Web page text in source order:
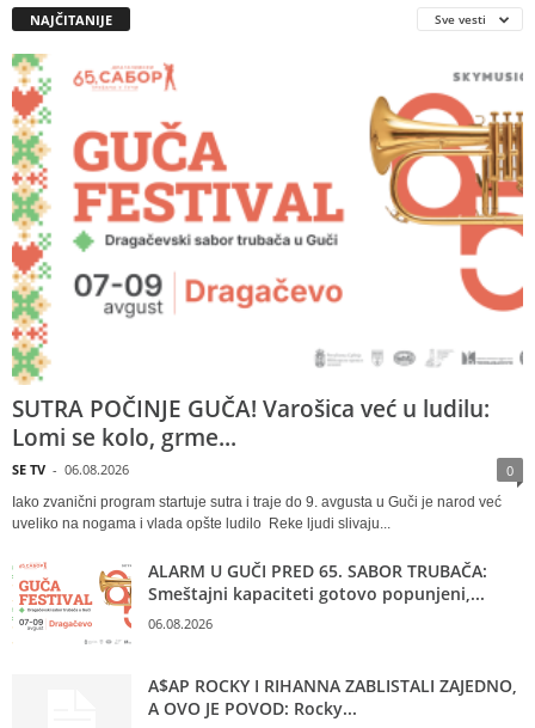
NAJČITANIJE Sve vesti
SUTRA POČINJE GUČA! Varošica već u ludilu:
Lomi se kolo, grme...
SE TV - 06.08.2026 0
Iako zvanični program startuje sutra i traje do 9. avgusta u Guči je narod već
uveliko na nogama i vlada opšte ludilo Reke ljudi slivaju...
ALARM U GUČI PRED 65. SABOR TRUBAČA:
Smeštajni kapaciteti gotovo popunjeni,...
06.08.2026
A$AP ROCKY I RIHANNA ZABLISTALI ZAJEDNO,
A OVO JE POVOD: Rocky...